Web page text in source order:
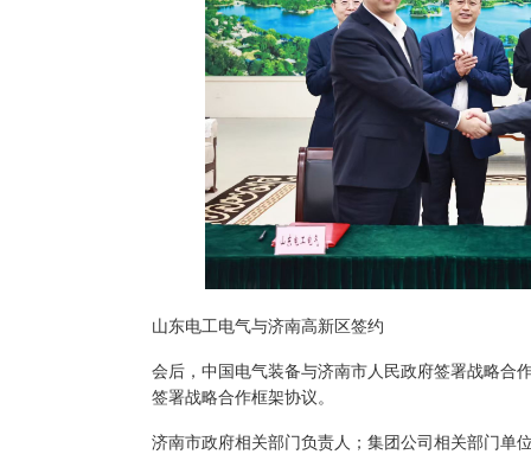
山东电工电气与济南高新区签约
会后，中国电气装备与济南市人民政府签署战略合
签署战略合作框架协议。
济南市政府相关部门负责人；集团公司相关部门单